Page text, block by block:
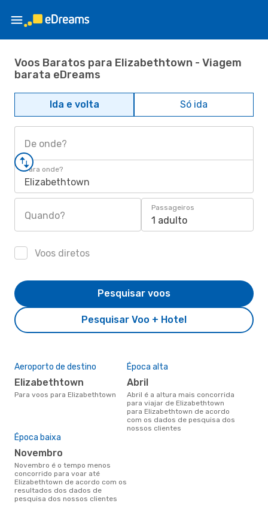
Voos Baratos para Elizabethtown - Viagem
barata eDreams
Ida e volta Só ida
De onde?
Para onde?
Elizabethtown
Quando?
Passageiros
1 adulto
Voos diretos
Pesquisar Voo + Hotel
Pesquisar voos
Aeroporto de destino
Elizabethtown
Para voos para Elizabethtown
Época alta
abril
abril é a altura mais concorrida
para viajar de Elizabethtown
para Elizabethtown de acordo
com os dados de pesquisa dos
nossos clientes
Época baixa
novembro
novembro é o tempo menos
concorrido para voar até
Elizabethtown de acordo com os
resultados dos dados de
pesquisa dos nossos clientes